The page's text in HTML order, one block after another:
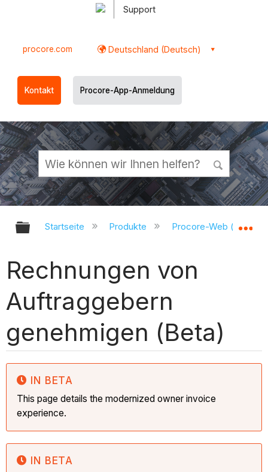
Support
procore.com Deutschland (Deutsch)
Kontakt Procore-App-Anmeldung
Globale Hierarchie auf- und
Startseite Produkte Procore-Web
Rechnungen von
Auftraggebern
genehmigen (Beta)
IN BETA
This page details the modernized owner invoice
experience.
IN BETA